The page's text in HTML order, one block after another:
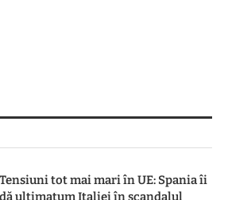
Tensiuni tot mai mari în UE: Spania îi
dă ultimatum Italiei în scandalul